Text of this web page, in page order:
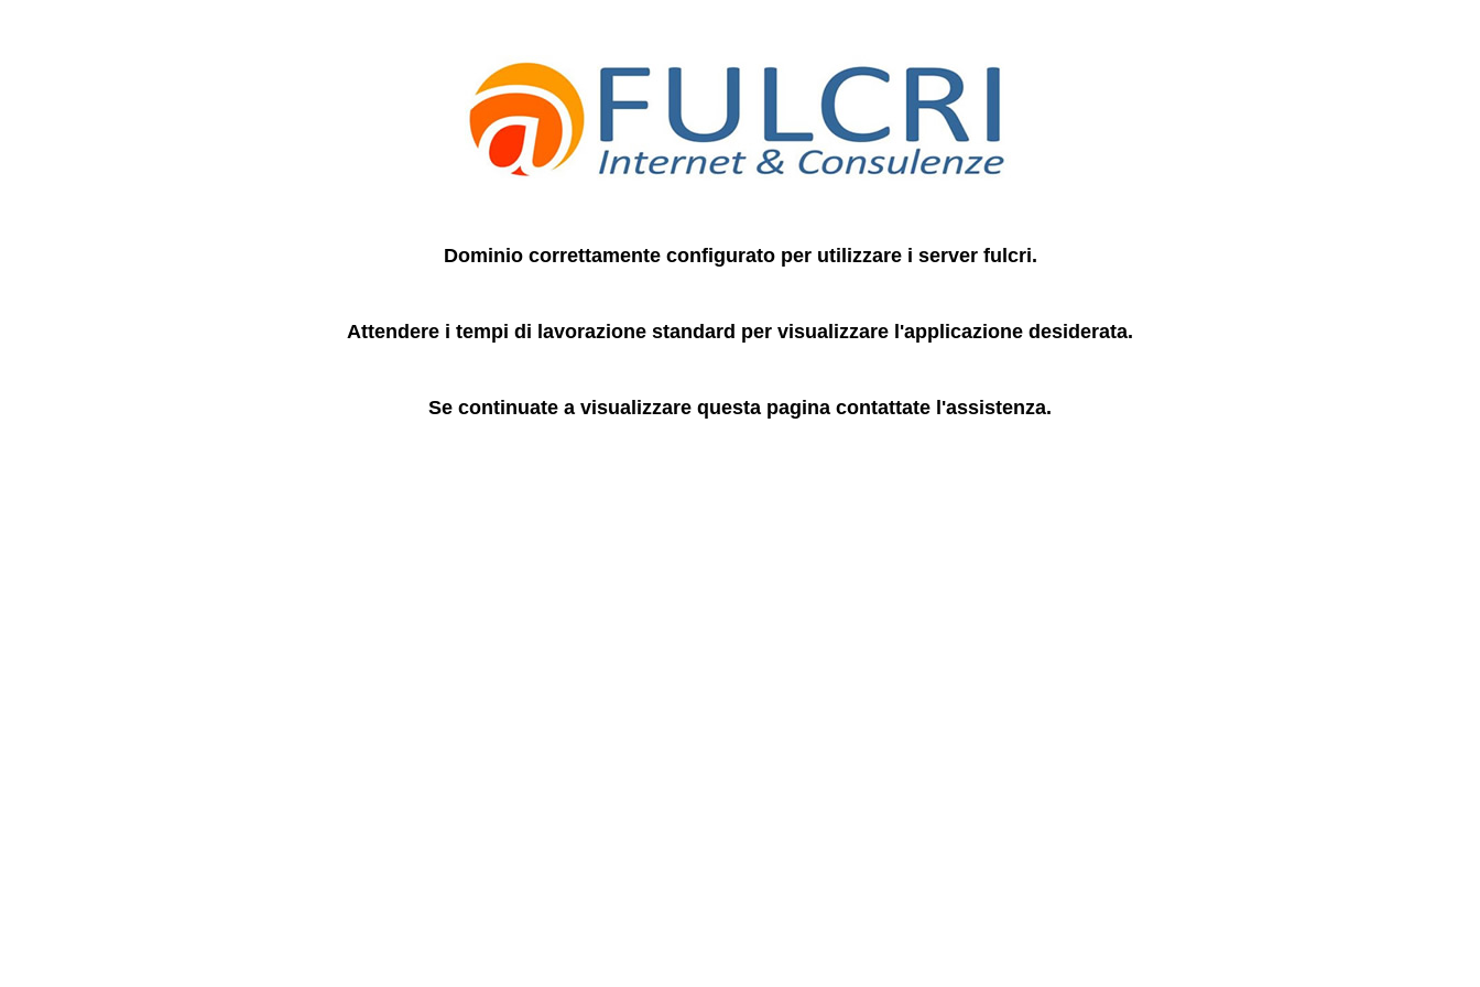
Dominio correttamente configurato per utilizzare i server fulcri.
Attendere i tempi di lavorazione standard per visualizzare l'applicazione desiderata.
Se continuate a visualizzare questa pagina contattate l'assistenza.